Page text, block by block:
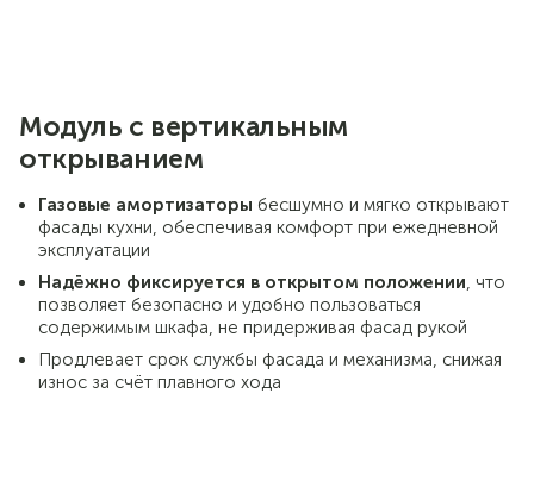
Модуль с вертикальным
открыванием
Газовые амортизаторы бесшумно и мягко открывают
фасады кухни, обеспечивая комфорт при ежедневной
эксплуатации
Надёжно фиксируется в открытом положении, что
позволяет безопасно и удобно пользоваться
содержимым шкафа, не придерживая фасад рукой
Продлевает срок службы фасада и механизма, снижая
износ за счёт плавного хода